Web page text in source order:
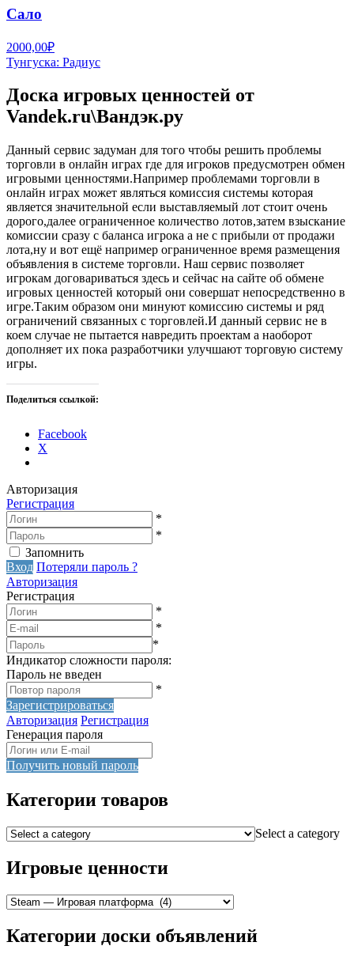
Сало
2000,00₽
Тунгуска: Радиус
Доска игровых ценностей от
Vandek.ru\Вандэк.ру
Данный сервис задуман для того чтобы решить проблемы
торговли в онлайн играх где для игроков предусмотрен обмен
игровыми ценностями.Например проблемами торговли в
онлайн играх может являться комиссия системы которая
является значительной если выставляемый лот стоит очень
дорого,далее ограниченное количество лотов,затем взыскание
комиссии сразу с баланса игрока а не с прибыли от продажи
лота,ну и вот ещё например ограниченное время размещения
объявления в системе торговли. Наш сервис позволяет
игрокам договариваться здесь и сейчас на сайте об обмене
игровых ценностей который они совершат непосредственно в
игре.Таким образом они минуют комиссию системы и ряд
ограничений связанных с торговлей.И данный сервис не в
коем случае не пытается навредить проектам а наоборот
дополняет их пока разработчики улучшают торговую систему
игры.
Поделиться ссылкой:
Facebook
X
Авторизация
Регистрация
*
*
Запомнить
Вход Потеряли пароль ?
Авторизация
Регистрация
*
*
*
Индикатор сложности пароля:
Пароль не введен
*
Зарегистрироваться
Авторизация Регистрация
Генерация пароля
Получить новый пароль
Категории товаров
Select a category
Игровые ценности
Категории доски объявлений